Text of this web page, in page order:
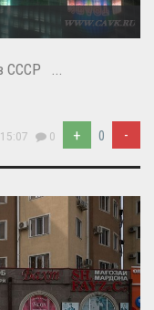
СССР ...
0 + 0 -